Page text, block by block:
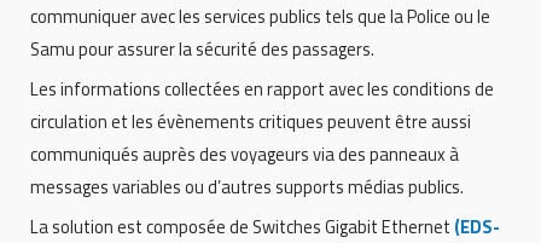
communiquer avec les services publics tels que la Police ou le
Samu pour assurer la sécurité des passagers.
Les informations collectées en rapport avec les conditions de
circulation et les évènements critiques peuvent être aussi
communiqués auprès des voyageurs via des panneaux à
messages variables ou d’autres supports médias publics.
La solution est composée de Switches Gigabit Ethernet (EDS-